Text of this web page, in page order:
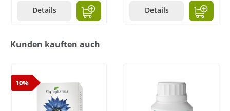
Details Details
Kunden kauften auch
10%